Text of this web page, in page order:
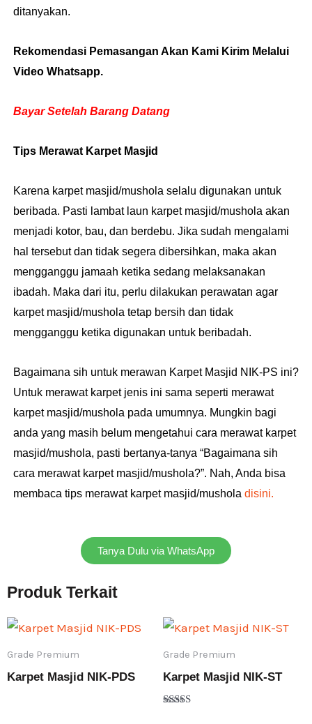
ditanyakan.
Rekomendasi Pemasangan Akan Kami Kirim Melalui
Video Whatsapp.
Bayar Setelah Barang Datang
Tips Merawat Karpet Masjid
Karena karpet masjid/mushola selalu digunakan untuk
beribada. Pasti lambat laun karpet masjid/mushola akan
menjadi kotor, bau, dan berdebu. Jika sudah mengalami
hal tersebut dan tidak segera dibersihkan, maka akan
mengganggu jamaah ketika sedang melaksanakan
ibadah. Maka dari itu, perlu dilakukan perawatan agar
karpet masjid/mushola tetap bersih dan tidak
mengganggu ketika digunakan untuk beribadah.
Bagaimana sih untuk merawan Karpet Masjid NIK-PS ini?
Untuk merawat karpet jenis ini sama seperti merawat
karpet masjid/mushola pada umumnya. Mungkin bagi
anda yang masih belum mengetahui cara merawat karpet
masjid/mushola, pasti bertanya-tanya “Bagaimana sih
cara merawat karpet masjid/mushola?”. Nah, Anda bisa
membaca tips merawat karpet masjid/mushola disini.
Tanya Dulu via WhatsApp
Produk Terkait
Grade Premium
Karpet Masjid NIK-PDS
Grade Premium
Karpet Masjid NIK-ST